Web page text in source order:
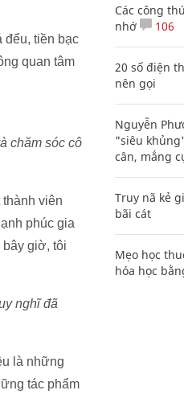
đểu, tiền bạc
quan tâm
chăm sóc cô
viên
phúc gia
giờ, tôi
nghĩ đã
là những
tác phẩm
Các công
nhớ
106
20 số điện
nên gọi
Nguyễn
"siêu
cân, mắng
Truy nã kẻ
bãi cát
Mẹo học
hóa học